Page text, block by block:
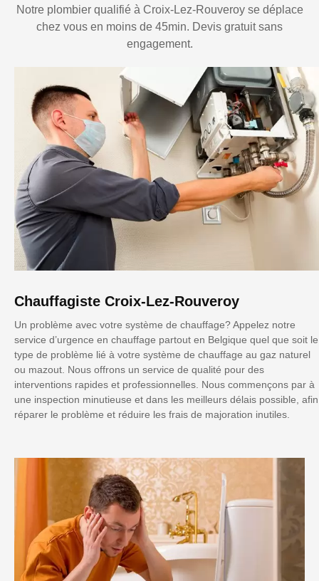
Notre plombier qualifié à Croix-Lez-Rouveroy se déplace
chez vous en moins de 45min. Devis gratuit sans
engagement.
Chauffagiste Croix-Lez-Rouveroy
Un problème avec votre système de chauffage? Appelez notre
service d’urgence en chauffage partout en Belgique quel que soit le
type de problème lié à votre système de chauffage au gaz naturel
ou mazout. Nous offrons un service de qualité pour des
interventions rapides et professionnelles. Nous commençons par à
une inspection minutieuse et dans les meilleurs délais possible, afin
réparer le problème et réduire les frais de majoration inutiles.